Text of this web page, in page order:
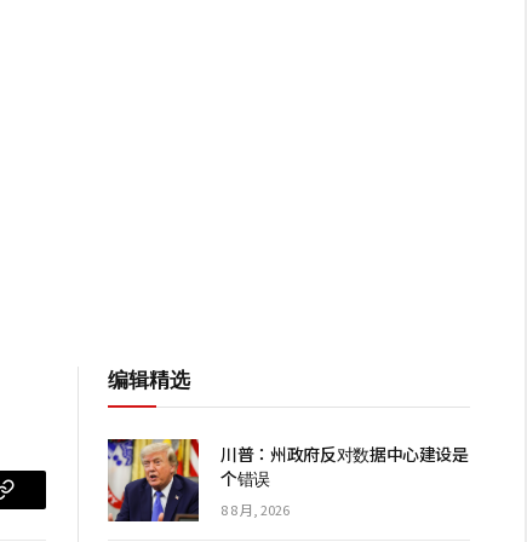
复
编辑精选
川普：州政府反对数据中心建设是
个错误
8 8 月, 2026